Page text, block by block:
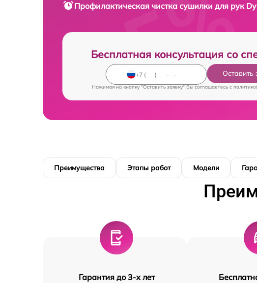
Профилактическая чистка сушилки для рук
Бесплатная консультация со
Оставить
Нажимая на кнопку "Оставить заявку" Вы соглашаетесь c
Преимущества Этапы работ Модели
Гарантия до 3-х лет